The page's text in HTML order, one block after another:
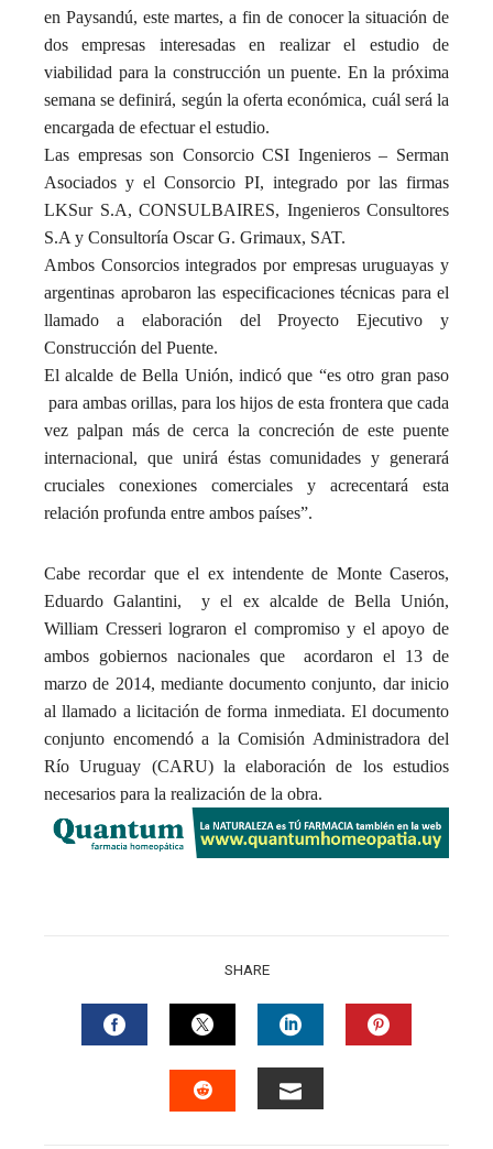
en Paysandú, este martes, a fin de conocer la situación de
dos empresas interesadas en realizar el estudio de
viabilidad para la construcción un puente. En la próxima
semana se definirá, según la oferta económica, cuál será la
encargada de efectuar el estudio.
Las empresas son Consorcio CSI Ingenieros – Serman
Asociados y el Consorcio PI, integrado por las firmas
LKSur S.A, CONSULBAIRES, Ingenieros Consultores
S.A y Consultoría Oscar G. Grimaux, SAT.
Ambos Consorcios integrados por empresas uruguayas y
argentinas aprobaron las especificaciones técnicas para el
llamado a elaboración del Proyecto Ejecutivo y
Construcción del Puente.
El alcalde de Bella Unión, indicó que “es otro gran paso
para ambas orillas, para los hijos de esta frontera que cada
vez palpan más de cerca la concreción de este puente
internacional, que unirá éstas comunidades y generará
cruciales conexiones comerciales y acrecentará esta
relación profunda entre ambos países”.
Cabe recordar que el ex intendente de Monte Caseros,
Eduardo Galantini, y el ex alcalde de Bella Unión,
William Cresseri lograron el compromiso y el apoyo de
ambos gobiernos nacionales que acordaron el 13 de
marzo de 2014, mediante documento conjunto, dar inicio
al llamado a licitación de forma inmediata. El documento
conjunto encomendó a la Comisión Administradora del
Río Uruguay (CARU) la elaboración de los estudios
necesarios para la realización de la obra.
SHARE
FACEBOOKTWITTERLINKEDIN